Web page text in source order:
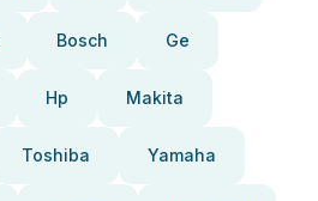
Bosch Ge
Hp Makita
Toshiba Yamaha